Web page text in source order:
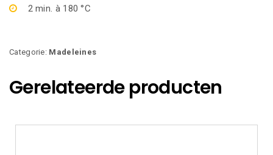
2 min. à 180 °C
Categorie: Madeleines
Gerelateerde producten